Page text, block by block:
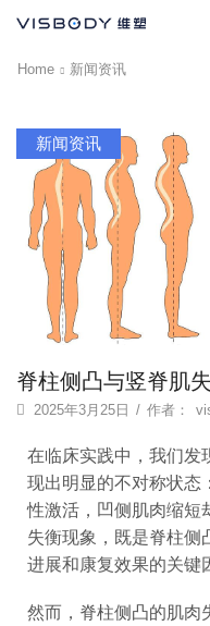
Home 新闻资讯
新闻资讯
脊柱侧凸与竖脊肌
2025年3月25日 / 作者：
在临床实践中，我们发
现出明显的不对称状态
性激活，凹侧肌肉缩短
失衡现象，既是脊柱侧
进展和康复效果的关键
然而，脊柱侧凸的肌肉